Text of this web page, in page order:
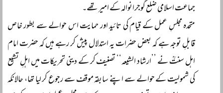
جماعت اسلامی ضلع گوجرانوالہ کے امیر تھے۔
متحدہ مجلسِ عمل کے قیام کی تائید اور حمایت اس حوالے سے بطور خاص
قابلِ توجہ ہے کہ بعض حضرات یہ استدلال پیش کر رہے ہیں کہ حضرت امام
اہل سنتؒ نے ’’ارشاد الشیعہ‘‘ تصنیف کر کے دینی تحریکات میں اہلِ تشیع
کی شمولیت کے حوالے سے اپنے سابقہ موقف سے رجوع کر لیا تھا، حالانکہ